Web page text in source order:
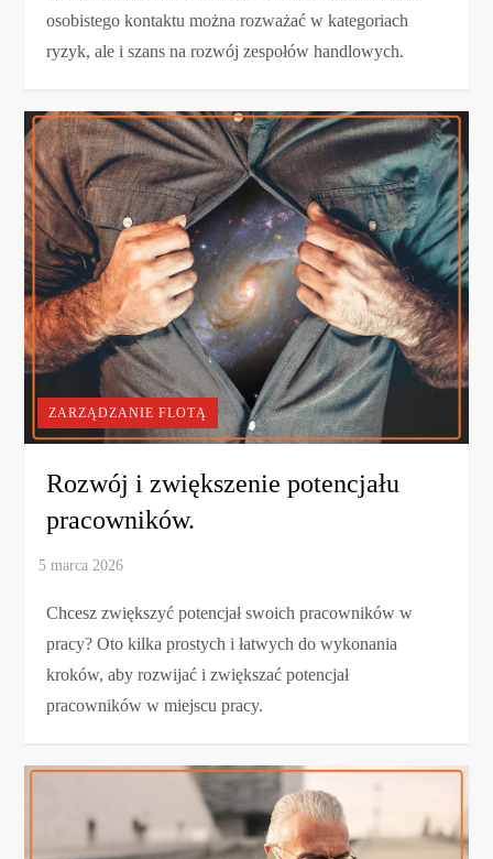
osobistego kontaktu można rozważać w kategoriach
ryzyk, ale i szans na rozwój zespołów handlowych.
ZARZĄDZANIE FLOTĄ
Rozwój i zwiększenie potencjału
pracowników.
Chcesz zwiększyć potencjał swoich pracowników w
pracy? Oto kilka prostych i łatwych do wykonania
kroków, aby rozwijać i zwiększać potencjał
pracowników w miejscu pracy.